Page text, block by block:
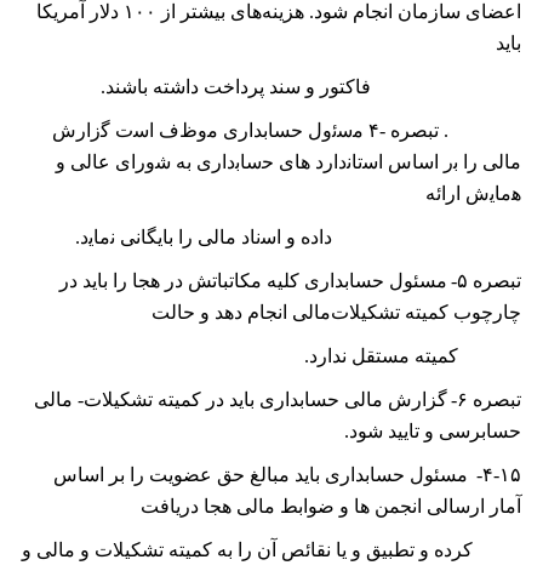
اعضای سازمان انجام شود. هزينه‌های بيشتر از
۱۰۰ دلار آمریکا
بايد
فاکتور و سند پرداخت داشته باشند.
. ﺗﺒﺼﺮﻩ -۴ﻣﺳﺋﻭﻝ حسابداری ﻣﻭﻅﻑ ﺍﺳﺕ ﮔﺯﺍﺭﺵ
ﻣﺎﻟﯽ ﺭﺍ ﺑﺭ ﺍﺳﺎﺱ ﺍﺳﺗﺎﻧﺩﺍﺭﺩ ﻫﺎی ﺣﺳﺎﺑﺩﺍﺭی ﺑﻪ ﺷﻭﺭﺍی ﻋﺎﻟﯽ ﻭ
ﻫﻣﺎﻳﺵ ﺍﺭﺍﺋﻪ
ﺩﺍﺩﻩ ﻭ ﺍﺳﻧﺎﺩ ﻣﺎﻟﯽ ﺭﺍ ﺑﺎﻳﮕﺎﻧﯽ ﻧﻣﺎﻳﺩ.
تبصره ۵- مسئول حسابداری کلیه مکاتباتش در ھجا را باید در
چارچوب کمیته تشکیلات‌مالی انجام دھد و حالت
کمیته مستقل ندارد.
تبصره ۶- گزارش مالی حسابداری باید در کمیته تشکیلات- مالی
حسابرسی و تایید شود.
۴-۱۵-
مسئول حسابداری باید مبالغ حق عضویت را بر اساس
آمار ارسالی انجمن ھا و ضوابط مالی ھجا دریافت
کرده و تطبیق و یا نقائص آن را به کمیته تشکیلات و مالی و